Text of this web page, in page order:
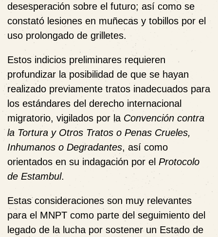
desesperación sobre el futuro; así como se
constató lesiones en muñecas y tobillos por el
uso prolongado de grilletes.
Estos indicios preliminares requieren
profundizar la posibilidad de que se hayan
realizado previamente tratos inadecuados para
los estándares del derecho internacional
migratorio, vigilados por la Convención contra
la Tortura y Otros Tratos o Penas Crueles,
Inhumanos o Degradantes, así como
orientados en su indagación por el Protocolo
de Estambul.
Estas consideraciones son muy relevantes
para el MNPT como parte del seguimiento del
legado de la lucha por sostener un Estado de